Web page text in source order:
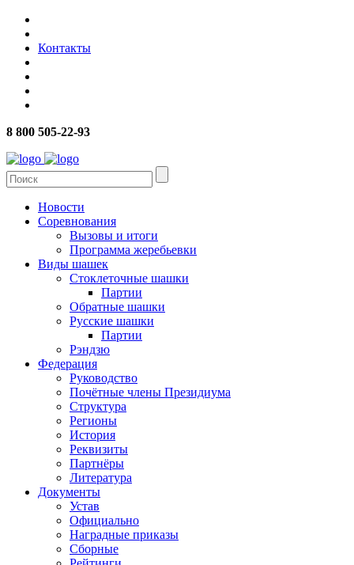
Контакты
8 800 505-22-93
Новости
Соревнования
Вызовы и итоги
Программа жеребьевки
Виды шашек
Стоклеточные шашки
Партии
Обратные шашки
Русские шашки
Партии
Рэндзю
Федерация
Руководство
Почётные члены Президиума
Структура
Регионы
История
Реквизиты
Партнёры
Литература
Документы
Устав
Официально
Наградные приказы
Сборные